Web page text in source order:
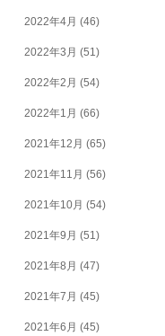
2022年4月 (46)
2022年3月 (51)
2022年2月 (54)
2022年1月 (66)
2021年12月 (65)
2021年11月 (56)
2021年10月 (54)
2021年9月 (51)
2021年8月 (47)
2021年7月 (45)
2021年6月 (45)